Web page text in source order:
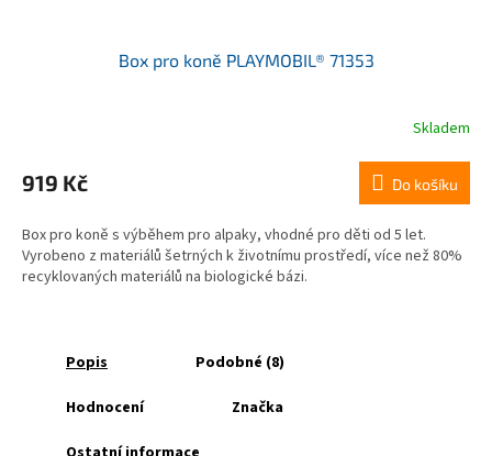
Box pro koně PLAYMOBIL® 71353
produktu
je
z
5
hvězdiček.
Skladem
919 Kč Do košíku
Box pro koně s výběhem pro alpaky, vhodné pro děti od 5 let.
Vyrobeno z materiálů šetrných k životnímu prostředí, více než 80%
recyklovaných materiálů na biologické bázi.
Popis Podobné (8)
Hodnocení Značka